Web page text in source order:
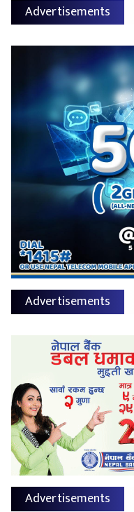
Advertisements
Advertisements
Advertisements